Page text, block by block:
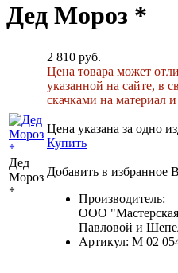
Дед Мороз *
Дед
Мороз
*
2 810 руб.
Цена товара может
указанной на сайте, в
скачками на материал
Цена указана за одно
Купить
Добавить в избранное
Производитель:
ООО
Павловой и
Артикул: M 02